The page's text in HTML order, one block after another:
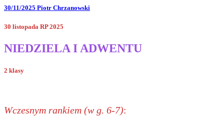
30/11/2025 Piotr Chrzanowski
30 listopada RP 2025
NIEDZIELA I ADWENTU
2 klasy
Wczesnym rankiem (w g. 6-7):